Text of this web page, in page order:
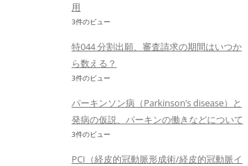
用
3件のビュー
特044 分割出願、審査請求の期間はいつか
ら数える？
3件のビュー
パーキンソン病（Parkinson’s disease）と
発病の仮説、パーキンの働きなどについて
3件のビュー
PCI（経皮的冠動脈形成術/経皮的冠動脈イ